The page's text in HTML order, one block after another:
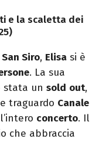
e la scaletta dei
San Siro, Elisa si è
. La sua
stata un sold out,
traguardo Canale
concerto. Il
che abbraccia